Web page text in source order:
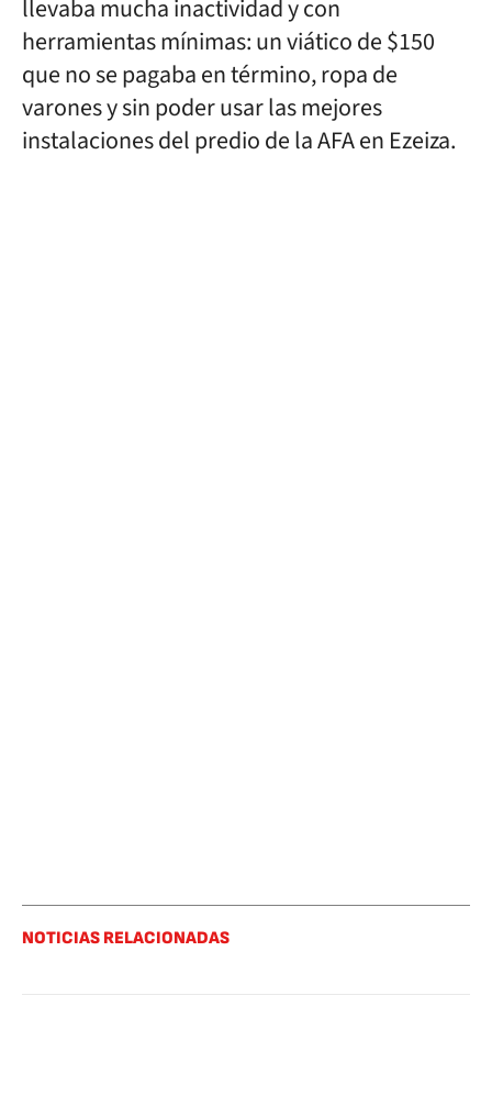
llevaba mucha inactividad y con
herramientas mínimas: un viático de $150
que no se pagaba en término, ropa de
varones y sin poder usar las mejores
instalaciones del predio de la AFA en Ezeiza.
NOTICIAS RELACIONADAS